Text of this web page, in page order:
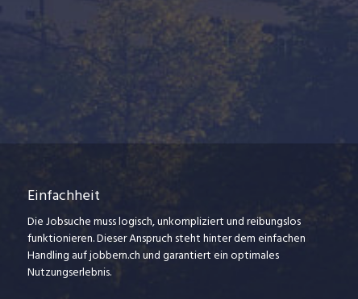
Einfachheit
Die Jobsuche muss logisch, unkompliziert und reibungslos
funktionieren. Dieser Anspruch steht hinter dem einfachen
Handling auf jobbern.ch und garantiert ein optimales
Nutzungserlebnis.